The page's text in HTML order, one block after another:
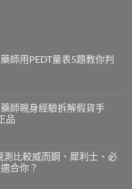
師用PEDT量表5題教你判
師親身經驗拆解假貨手
品
比較威而鋼、犀利士、必
合你？